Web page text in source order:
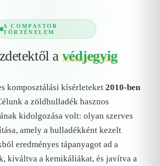
A COMPASTOR
TÖRTÉNELEM
a védjegyig
komposztálási kísérleteket 2010-ben
a zöldhulladék hasznos
kidolgozása volt: olyan szerves
amely a hulladékként kezelt
eredményes tápanyagot ad a
kiváltva a kemikáliákat, és javítva a